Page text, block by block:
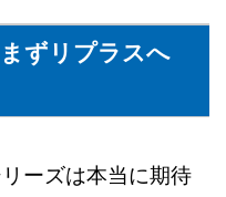
ずリプラスへ
リーズは本当に期待